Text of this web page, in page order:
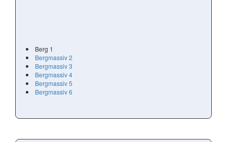
Berg 1
Bergmassiv 2
Bergmassiv 3
Bergmassiv 4
Bergmassiv 5
Bergmassiv 6